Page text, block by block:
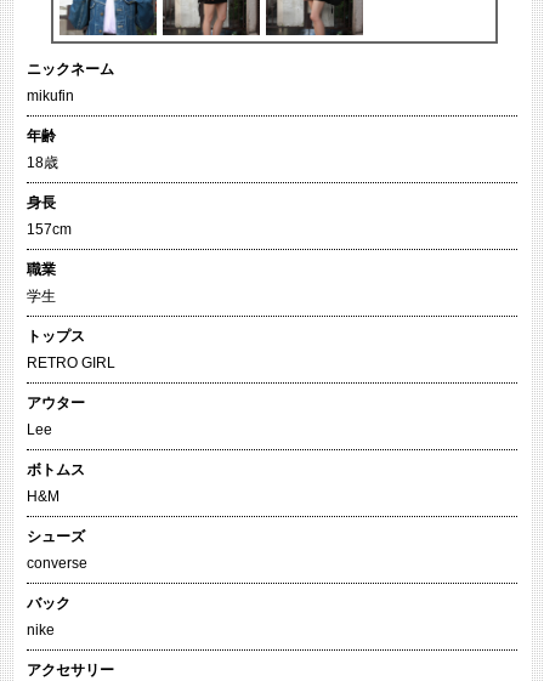
ニックネーム
mikufin
年齢
18歳
身長
157cm
職業
学生
トップス
RETRO GIRL
アウター
Lee
ボトムス
H&M
シューズ
converse
バック
nike
アクセサリー